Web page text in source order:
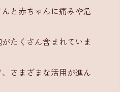
と赤ちゃんに痛みや危
たくさん含まれていま
さまざまな活用が進ん